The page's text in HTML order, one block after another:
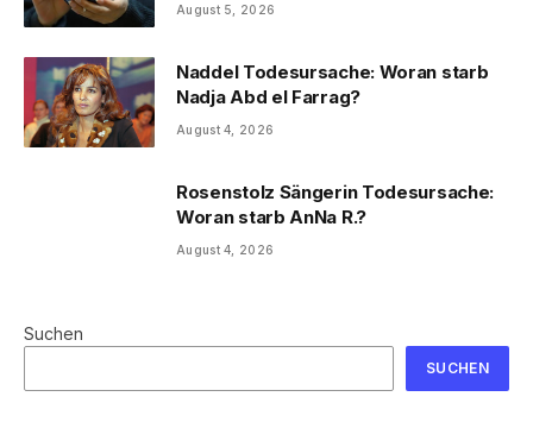
August 5, 2026
Naddel Todesursache: Woran starb
Nadja Abd el Farrag?
August 4, 2026
Rosenstolz Sängerin Todesursache:
Woran starb AnNa R.?
August 4, 2026
Suchen
SUCHEN